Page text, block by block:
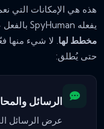
يفعله SpyHuman بالفعل على أندرويد. كل واحدة موسومة بأنها
مخطط لها . لا شيء منها
حتى يُطلق:
الرسائل
عرض الرسائل